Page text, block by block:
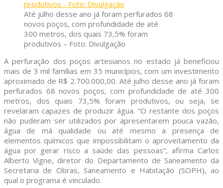
Até julho desse ano já foram perfurados 68
novos poços, com profundidade de até
300 metros, dos quais 73,5% foram
produtivos – Foto: Divulgação
A perfuração dos poços artesianos no estado já beneficiou
mais de 3 mil famílias em 35 municípios, com um investimento
aproximado de R$ 2.700.000,00. Até julho desse ano já foram
perfurados 68 novos poços, com profundidade de até 300
metros, dos quais 73,5% foram produtivos, ou seja, se
revelaram capazes de produzir água. “O restante dos poços
não puderam ser utilizados por apresentarem pouca vazão,
água de má qualidade ou até mesmo a presença de
elementos químicos que impossibilitam o aproveitamento da
água por gerar risco a saúde das pessoas”, afirma Carlos
Alberto Vigne, diretor do Departamento de Saneamento da
Secretaria de Obras, Saneamento e Habitação (SOPH), ao
qual o programa é vinculado.